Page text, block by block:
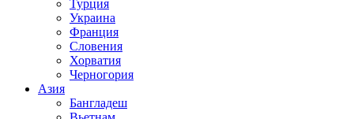
Турция
Украина
Франция
Словения
Хорватия
Черногория
Азия
Бангладеш